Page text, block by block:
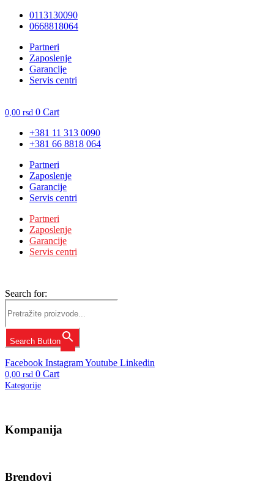
Skočite0113130090
0668818064
Partneri
Zaposlenje
Garancije
Servis centri
0,00 rsd 0 Cart
+381 11 313 0090
+381 66 8818 064
Partneri
Zaposlenje
Garancije
Servis centri
Partneri
Zaposlenje
Garancije
Servis centri
Search for:
Search Button
Facebook InstagramYoutube Linkedin
0,00 rsd 0 Cart
Kategorije
Kompanija
Brendovi
Unesite ovde tekst naslova